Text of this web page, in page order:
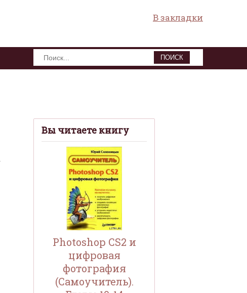
В закладки
ПОИСК
Вы читаете книгу
Photoshop CS2 и
цифровая
фотография
(Самоучитель).